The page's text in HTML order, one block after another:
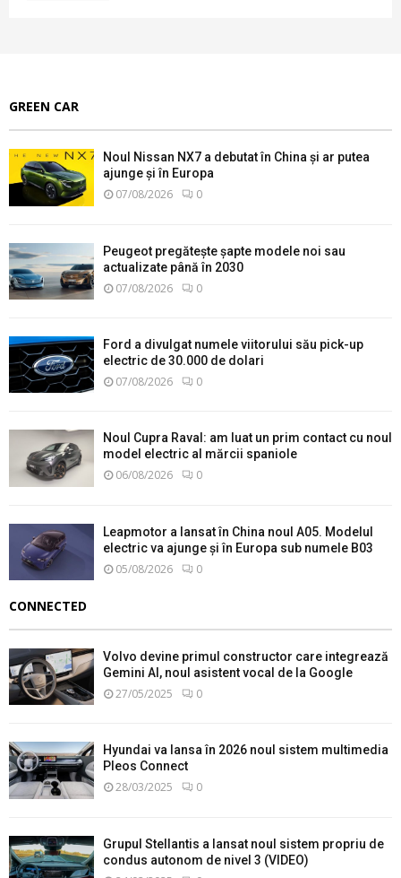
GREEN CAR
Noul Nissan NX7 a debutat în China și ar putea
ajunge și în Europa
07/08/2026 0
Peugeot pregătește șapte modele noi sau
actualizate până în 2030
07/08/2026 0
Ford a divulgat numele viitorului său pick-up
electric de 30.000 de dolari
07/08/2026 0
Noul Cupra Raval: am luat un prim contact cu noul
model electric al mărcii spaniole
06/08/2026 0
Leapmotor a lansat în China noul A05. Modelul
electric va ajunge și în Europa sub numele B03
05/08/2026 0
CONNECTED
Volvo devine primul constructor care integrează
Gemini AI, noul asistent vocal de la Google
27/05/2025 0
Hyundai va lansa în 2026 noul sistem multimedia
Pleos Connect
28/03/2025 0
Grupul Stellantis a lansat noul sistem propriu de
condus autonom de nivel 3 (VIDEO)